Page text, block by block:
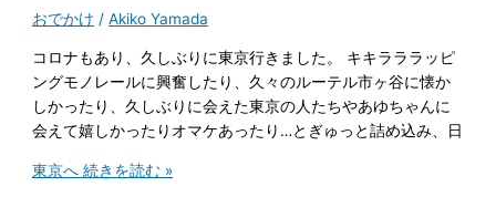
おでかけ /Akiko Yamada
コロナもあり、久しぶりに東京行きました。 キキラララッピ
ングモノレールに興奮したり、久々のルーテル市ヶ谷に懐か
しかったり、久しぶりに会えた東京の人たちやあゆちゃんに
会えて嬉しかったりオマケあったり…とぎゅっと詰め込み、日
東京へ 続きを読む »